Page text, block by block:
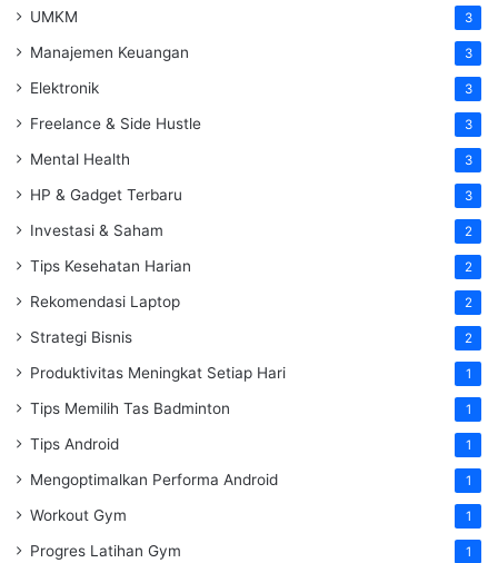
UMKM 3
Manajemen Keuangan 3
Elektronik 3
Freelance & Side Hustle 3
Mental Health 3
HP & Gadget Terbaru 3
Investasi & Saham 2
Tips Kesehatan Harian 2
Rekomendasi Laptop 2
Strategi Bisnis 2
Produktivitas Meningkat Setiap Hari 1
Tips Memilih Tas Badminton 1
Tips Android 1
Mengoptimalkan Performa Android 1
Workout Gym 1
Progres Latihan Gym 1